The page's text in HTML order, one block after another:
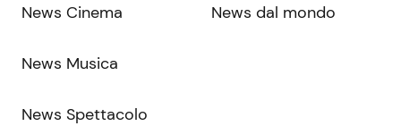
News Cinema
News Musica
News Spettacolo
News dal mondo